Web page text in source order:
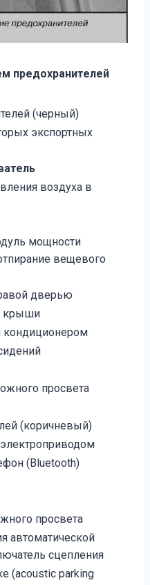
предохранителей
(черный)
экспортных
воздуха в
мощности
вещевого
дверью
крыши
кондиционером
просвета
(коричневый)
(Bluetooth)
просвета
автоматической
сцепления
(acoustic parking